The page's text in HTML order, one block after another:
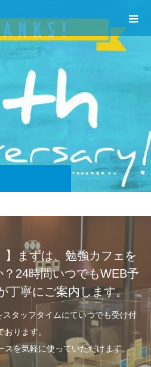
】まずは、勉強カフェを
24時間いつでもWEB予
丁寧にご案内します。
スタッフタイムにていつでも受け付
おります。
スを気軽に使っていただけます。